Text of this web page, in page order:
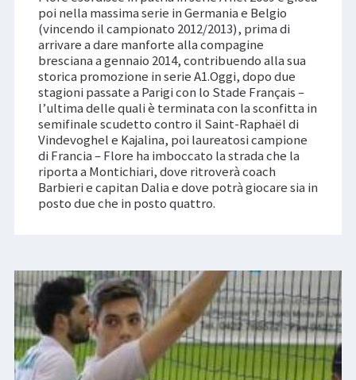
poi nella massima serie in Germania e Belgio
(vincendo il campionato 2012/2013), prima di
arrivare a dare manforte alla compagine
bresciana a gennaio 2014, contribuendo alla sua
storica promozione in serie A1.Oggi, dopo due
stagioni passate a Parigi con lo Stade Français –
l’ultima delle quali è terminata con la sconfitta in
semifinale scudetto contro il Saint-Raphaël di
Vindevoghel e Kajalina, poi laureatosi campione
di Francia – Flore ha imboccato la strada che la
riporta a Montichiari, dove ritroverà coach
Barbieri e capitan Dalia e dove potrà giocare sia in
posto due che in posto quattro.